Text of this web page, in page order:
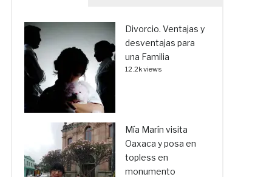
Divorcio. Ventajas y
desventajas para
una Familia
12.2k views
Mía Marín visita
Oaxaca y posa en
topless en
monumento